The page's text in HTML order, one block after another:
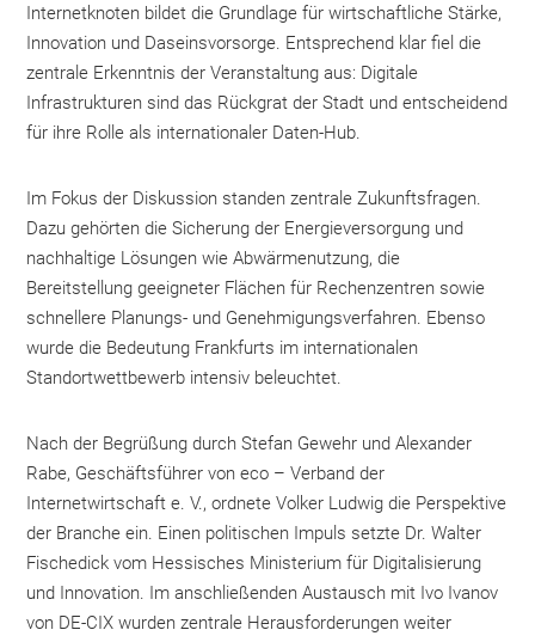
Internetknoten bildet die Grundlage für wirtschaftliche Stärke,
Innovation und Daseinsvorsorge. Entsprechend klar fiel die
zentrale Erkenntnis der Veranstaltung aus: Digitale
Infrastrukturen sind das Rückgrat der Stadt und entscheidend
für ihre Rolle als internationaler Daten-Hub.
Im Fokus der Diskussion standen zentrale Zukunftsfragen.
Dazu gehörten die Sicherung der Energieversorgung und
nachhaltige Lösungen wie Abwärmenutzung, die
Bereitstellung geeigneter Flächen für Rechenzentren sowie
schnellere Planungs- und Genehmigungsverfahren. Ebenso
wurde die Bedeutung Frankfurts im internationalen
Standortwettbewerb intensiv beleuchtet.
Nach der Begrüßung durch Stefan Gewehr und Alexander
Rabe, Geschäftsführer von eco – Verband der
Internetwirtschaft e. V., ordnete Volker Ludwig die Perspektive
der Branche ein. Einen politischen Impuls setzte Dr. Walter
Fischedick vom Hessisches Ministerium für Digitalisierung
und Innovation. Im anschließenden Austausch mit Ivo Ivanov
von DE-CIX wurden zentrale Herausforderungen weiter